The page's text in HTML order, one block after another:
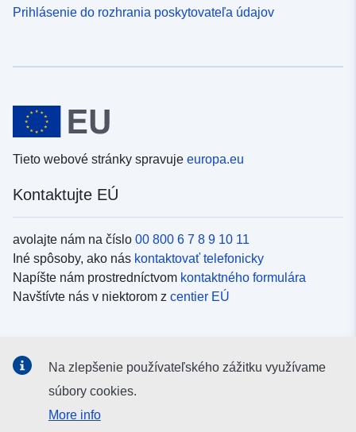
Prihlásenie do rozhrania poskytovateľa údajov
Tieto webové stránky spravuje europa.eu
Kontaktujte EÚ
avolajte nám na číslo 00 800 6 7 8 9 10 11
Iné spôsoby, ako nás kontaktovať telefonicky
Napíšte nám prostredníctvom kontaktného formulára
Navštívte nás v niektorom z centier EÚ
Kanály EÚ nasociálnych médiách
Na zlepšenie používateľského zážitku využívame
súbory cookies.
More info